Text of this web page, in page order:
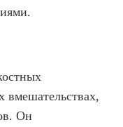
вмешательствах,
Он